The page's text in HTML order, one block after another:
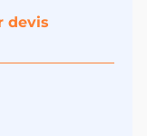
devis